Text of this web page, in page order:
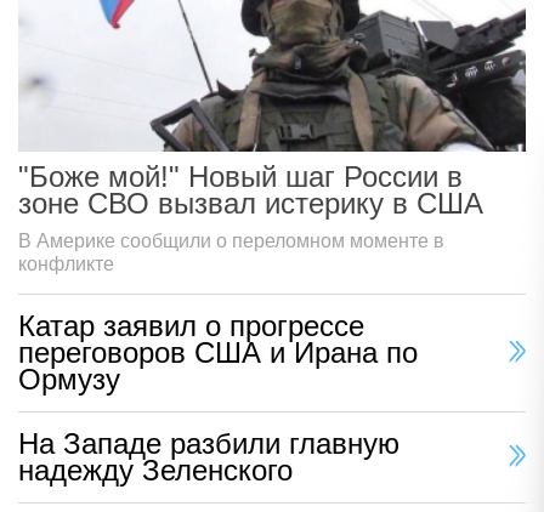
"Боже мой!" Новый шаг России в
зоне СВО вызвал истерику в США
В Америке сообщили о переломном моменте в
конфликте
Катар заявил о прогрессе
переговоров США и Ирана по
Ормузу
На Западе разбили главную
надежду Зеленского